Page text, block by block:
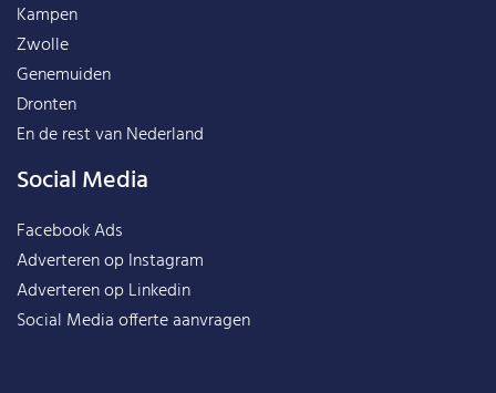
Kampen
Zwolle
Genemuiden
Dronten
En de rest vanNederland
Social Media
Facebook Ads
Adverteren op Instagram
Adverteren op Linkedin
Social Media offerte aanvragen